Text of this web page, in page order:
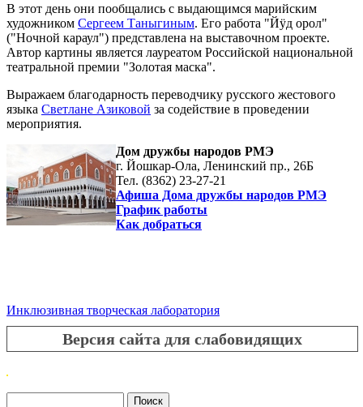
В этот день они пообщались с выдающимся марийским
художником Сергеем Таныгиным. Его работа "Йÿд орол"
("Ночной караул") представлена на выставочном проекте.
Автор картины является лауреатом Российской национальной
театральной премии "Золотая маска".
Выражаем благодарность переводчику русского жестового
языка Светлане Азиковой за содействие в проведении
мероприятия.
Дом дружбы народов РМЭ
г. Йошкар-Ола, Ленинский пр., 26Б
Тел. (8362) 23-27-21
Афиша Дома дружбы народов РМЭ
График работы
Как добраться
Инклюзивная творческая лаборатория
Версия сайта для слабовидящих